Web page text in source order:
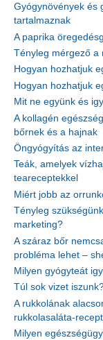
Gyógynövények és
tartalmaznak
A paprika
Tényleg mérgező a
Hogyan hozhatjuk
Hogyan hozhatjuk
Mit ne együnk és
A kollagén
bőrnek és a hajnak
Öngyógyítás az
Teák, amelyek
teareceptekkel
Miért jobb az
Tényleg
marketing?
A száraz bőr
probléma lehet –
Milyen gyógyteát
Túl sok vizet
A rukkolának
rukkolasaláta-
Milyen